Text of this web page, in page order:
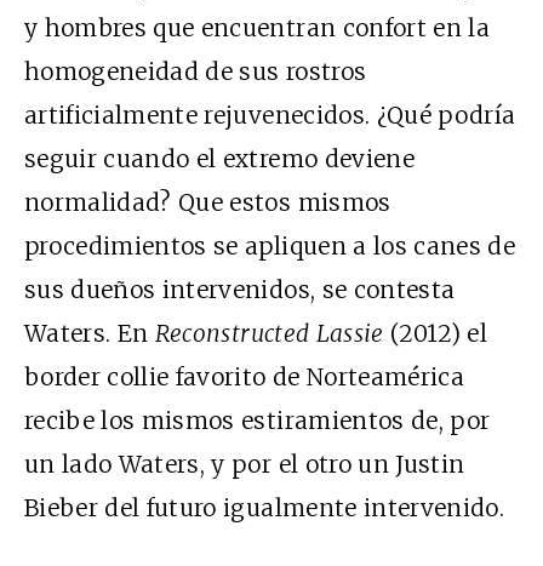
y hombres que encuentran confort en la
homogeneidad de sus rostros
artificialmente rejuvenecidos. ¿Qué podría
seguir cuando el extremo deviene
normalidad? Que estos mismos
procedimientos se apliquen a los canes de
sus dueños intervenidos, se contesta
Waters. En Reconstructed Lassie (2012) el
border collie favorito de Norteamérica
recibe los mismos estiramientos de, por
un lado Waters, y por el otro un Justin
Bieber del futuro igualmente intervenido.